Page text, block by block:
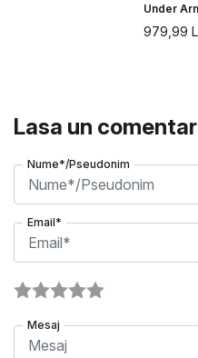
Under
979,99
Lasa un
Nume*/Pseudonim
Email*
Mesaj